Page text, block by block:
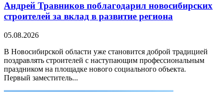
Андрей Травников поблагодарил новосибирских
строителей за вклад в развитие региона
05.08.2026
В Новосибирской области уже становится доброй традицией
поздравлять строителей с наступающим профессиональным
праздником на площадке нового социального объекта.
Первый заместитель...